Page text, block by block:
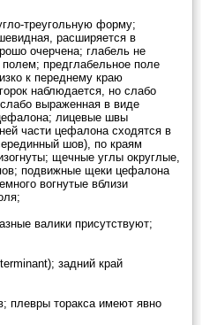
треугольную форму;
расширяется в
очерчена; глабель не
предглабельное поле
к переднему краю
наблюдается, но слабо
выраженная в виде
лицевые швы
части цефалона сходятся в
шов), по краям
щечные углы округлые,
подвижные щеки цефалона
вогнутые вблизи
валики присутствуют;
задний край
плевры торакса имеют явно